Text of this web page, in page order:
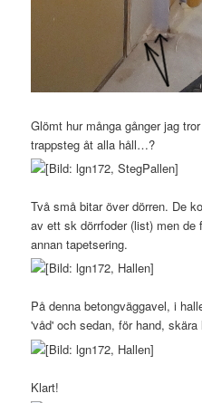
Glömt hur många gånger jag
trappsteg åt alla håll…?
Två små bitar över dörren. De
av ett sk dörrfoder (list) men
annan tapetsering.
På denna betongväggavel, i
'våd' och sedan, för hand,
Klart!